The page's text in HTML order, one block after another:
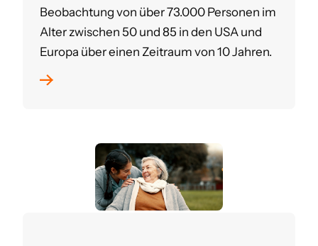
Beobachtung von über 73.000 Personen im
Alter zwischen 50 und 85 in den USA und
Europa über einen Zeitraum von 10 Jahren.